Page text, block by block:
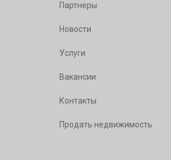
Партнеры
Новости
Услуги
Вакансии
Контакты
Продать недвижимость